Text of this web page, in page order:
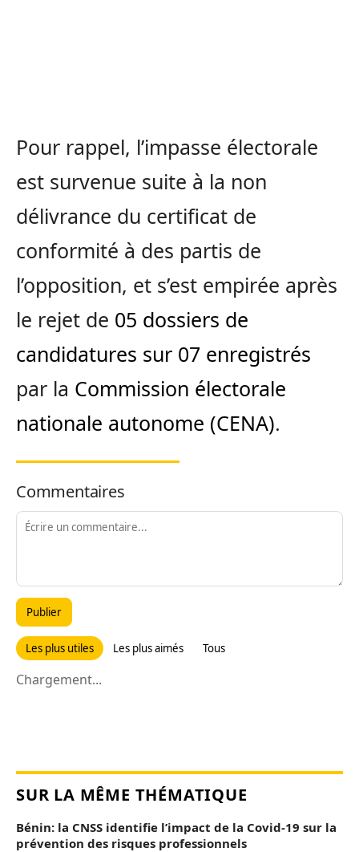
Pour rappel, l’impasse électorale
est survenue suite à la non
délivrance du certificat de
conformité à des partis de
l’opposition, et s’est empirée après
le rejet de 05 dossiers de
candidatures sur 07 enregistrés
par la Commission électorale
nationale autonome (CENA).
Commentaires
Publier
Les plus utiles Les plus aimés Tous
Chargement...
SUR LA MÊME THÉMATIQUE
Bénin: la CNSS identifie l’impact de la Covid-19 sur la
prévention des risques professionnels